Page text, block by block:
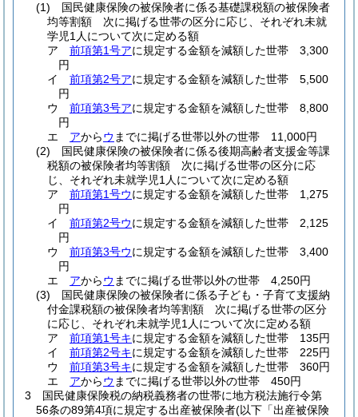
(1)
国民健康保険の被保険者に係る基礎課税額の被保険者
均等割額 次に掲げる世帯の区分に応じ、それぞれ未就
学児1人について次に定める額
ア
前項第1号アに規定する金額を減額した世帯 3,300
円
イ
前項第2号アに規定する金額を減額した世帯 5,500
円
ウ
前項第3号アに規定する金額を減額した世帯 8,800
円
エ
アからウ までに掲げる世帯以外の世帯 11,000円
(2)
国民健康保険の被保険者に係る後期高齢者支援金等課
税額の被保険者均等割額 次に掲げる世帯の区分に応
じ、それぞれ未就学児1人について次に定める額
ア
前項第1号ウに規定する金額を減額した世帯 1,275
円
イ
前項第2号ウに規定する金額を減額した世帯 2,125
円
ウ
前項第3号ウに規定する金額を減額した世帯 3,400
円
エ
アからウ までに掲げる世帯以外の世帯 4,250円
(3)
国民健康保険の被保険者に係る子ども・子育て支援納
付金課税額の被保険者均等割額 次に掲げる世帯の区分
に応じ、それぞれ未就学児1人について次に定める額
ア
前項第1号キに規定する金額を減額した世帯 135円
イ
前項第2号キに規定する金額を減額した世帯 225円
ウ
前項第3号キに規定する金額を減額した世帯 360円
エ
アからウ までに掲げる世帯以外の世帯 450円
3
国民健康保険税の納税義務者の世帯に地方税法施行令第
56条の89第4項に規定する出産被保険者(以下「出産被保険